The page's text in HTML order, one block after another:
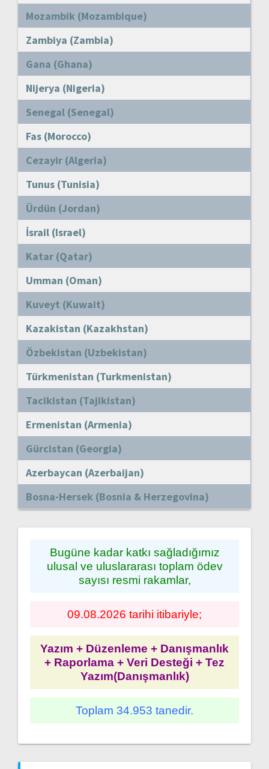
Mozambik (Mozambique)
Zambiya (Zambia)
Gana (Ghana)
Nijerya (Nigeria)
Senegal (Senegal)
Fas (Morocco)
Cezayir (Algeria)
Tunus (Tunisia)
Ürdün (Jordan)
İsrail (Israel)
Katar (Qatar)
Umman (Oman)
Kuveyt (Kuwait)
Kazakistan (Kazakhstan)
Özbekistan (Uzbekistan)
Türkmenistan (Turkmenistan)
Tacikistan (Tajikistan)
Ermenistan (Armenia)
Gürcistan (Georgia)
Azerbaycan (Azerbaijan)
Bosna-Hersek (Bosnia & Herzegovina)
Bugüne kadar katkı sağladığımız
ulusal ve uluslararası toplam ödev
sayısı resmi rakamlar,
09.08.2026 tarihi itibariyle;
Yazım + Düzenleme + Danışmanlık
+ Raporlama + Veri Desteği + Tez
Yazım(Danışmanlık)
Toplam 34.953 tanedir.